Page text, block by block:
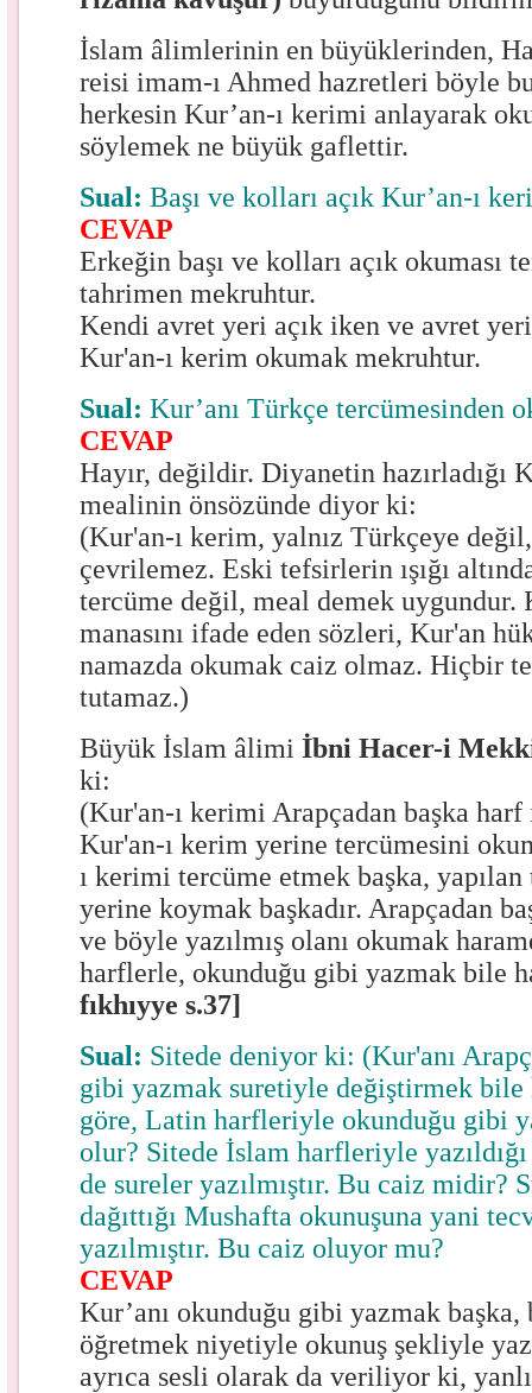
İslam âlimlerinin en büyüklerinden,
reisi imam-ı Ahmed hazretleri böyle
herkesin Kur’an-ı kerimi anlayarak
söylemek ne büyük gaflettir.
Sual: Başı ve kolları açık Kur’an-ı
CEVAP
Erkeğin başı ve kolları açık okuması
tahrimen mekruhtur.
Kendi avret yeri açık iken ve avret
Kur'an-ı kerim okumak mekruhtur.
Sual: Kur’anı Türkçe tercümesinden
CEVAP
Hayır, değildir. Diyanetin hazırladığı
mealinin önsözünde diyor ki:
(Kur'an-ı kerim, yalnız Türkçeye
çevrilemez. Eski tefsirlerin ışığı
tercüme değil, meal demek uygundur.
manasını ifade eden sözleri, Kur'an
namazda okumak caiz olmaz. Hiçbir
tutamaz.)
Büyük İslam âlimiİbni Hacer-i
ki:
(Kur'an-ı kerimi Arapçadan başka
Kur'an-ı kerim yerine tercümesini
ı kerimi tercüme etmek başka,
yerine koymak başkadır. Arapçadan
ve böyle yazılmış olanı okumak
harflerle, okunduğu gibi yazmak bile
fıkhıyye s.37]
Sual: Sitede deniyor ki: (Kur'anı
gibi yazmak suretiyle değiştirmek bile
göre, Latin harfleriyle okunduğu gibi
olur? Sitede İslam harfleriyle
de sureler yazılmıştır. Bu caiz midir?
dağıttığı Mushafta okunuşuna yani
yazılmıştır. Bu caiz oluyor mu?
CEVAP
Kur’anı okunduğu gibi yazmak
öğretmek niyetiyle okunuş şekliyle
ayrıca sesli olarak da veriliyor ki,